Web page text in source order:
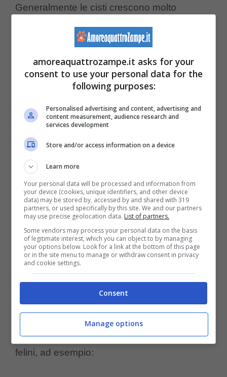
Generalmente le cisti crescono molto
lentamente e il micio non manifesta alcun
sintomo della malattia se non intorno ai 7-8
anni.
Potrebbe interessarti anche:
tra l’American Curl e lo Scottish Fold:
Altre malattie comuni nei gatti
Naturalmente data la conformazione delle
orecchie nello Scottish Fold Longhair,
richiede più attenzioni e una pulizia
giornaliera per evitare fastidiose parassitosi
auricolari dovute ad un eccessivo accumulo
di sporco.
Da non sottovalutare sonole malattie del
cavo oraleche molto spesso colpiscono i
felini, ad esempio:
amoreaquattrozampe.it asks for your
consent to use your personal data for the
following purposes:
Personalised advertising and content, advertising and
content measurement, audience research and
services development
Store and/or access information on a device
Learn more
Your personal data will be processed and information from
your device (cookies, unique identifiers, and other device
data) may be stored by, accessed by and shared with 319
partners, or used specifically by this site. We and our partners
may use precise geolocation data. List of partners.
Some vendors may process your personal data on the basis
of legitimate interest, which you can object to by managing
your options below. Look for a link at the bottom of this page
or in the site menu to manage or withdraw consent in privacy
and cookie settings.
Consent
Manage options